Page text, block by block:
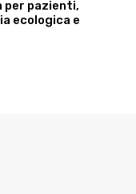
per pazienti,
ecologica e